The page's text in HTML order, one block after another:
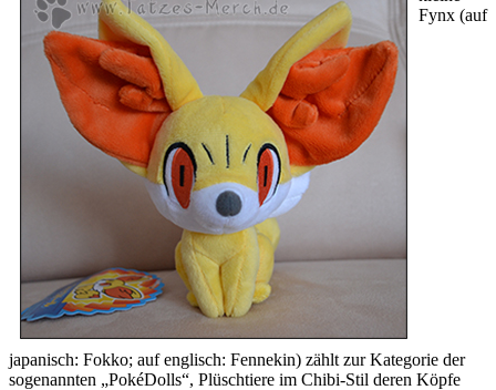
Fynx (auf
japanisch: Fokko; auf englisch: Fennekin) zählt zur Kategorie der
sogenannten „PokéDolls“, Plüschtiere im Chibi-Stil deren Köpfe